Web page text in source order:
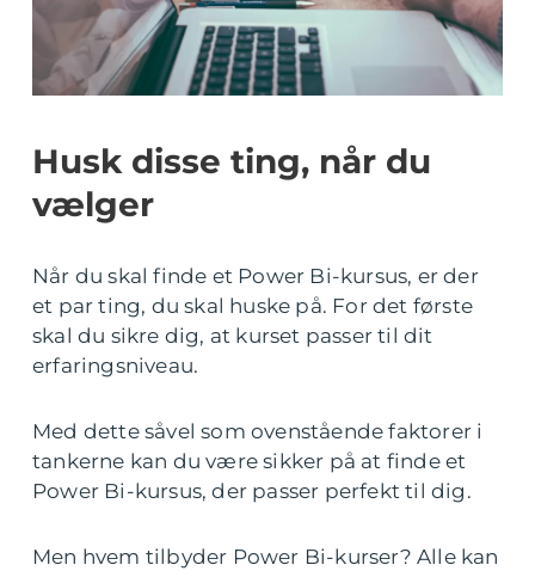
Husk disse ting, når du
vælger
Når du skal finde et Power Bi-kursus, er der
et par ting, du skal huske på. For det første
skal du sikre dig, at kurset passer til dit
erfaringsniveau.
Med dette såvel som ovenstående faktorer i
tankerne kan du være sikker på at finde et
Power Bi-kursus, der passer perfekt til dig.
Men hvem tilbyder Power Bi-kurser? Alle kan